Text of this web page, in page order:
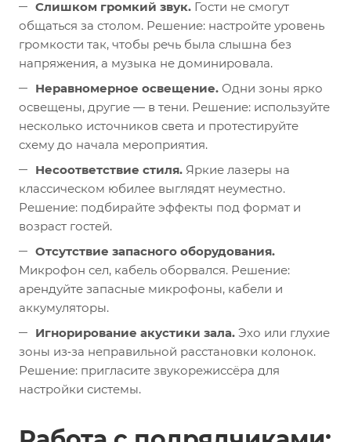
Слишком громкий звук. Гости не смогут
общаться за столом. Решение: настройте уровень
громкости так, чтобы речь была слышна без
напряжения, а музыка не доминировала.
Неравномерное освещение. Одни зоны ярко
освещены, другие — в тени. Решение: используйте
несколько источников света и протестируйте
схему до начала мероприятия.
Несоответствие стиля. Яркие лазеры на
классическом юбилее выглядят неуместно.
Решение: подбирайте эффекты под формат и
возраст гостей.
Отсутствие запасного оборудования.
Микрофон сел, кабель оборвался. Решение:
арендуйте запасные микрофоны, кабели и
аккумуляторы.
Игнорирование акустики зала. Эхо или глухие
зоны из‑за неправильной расстановки колонок.
Решение: пригласите звукорежиссёра для
настройки системы.